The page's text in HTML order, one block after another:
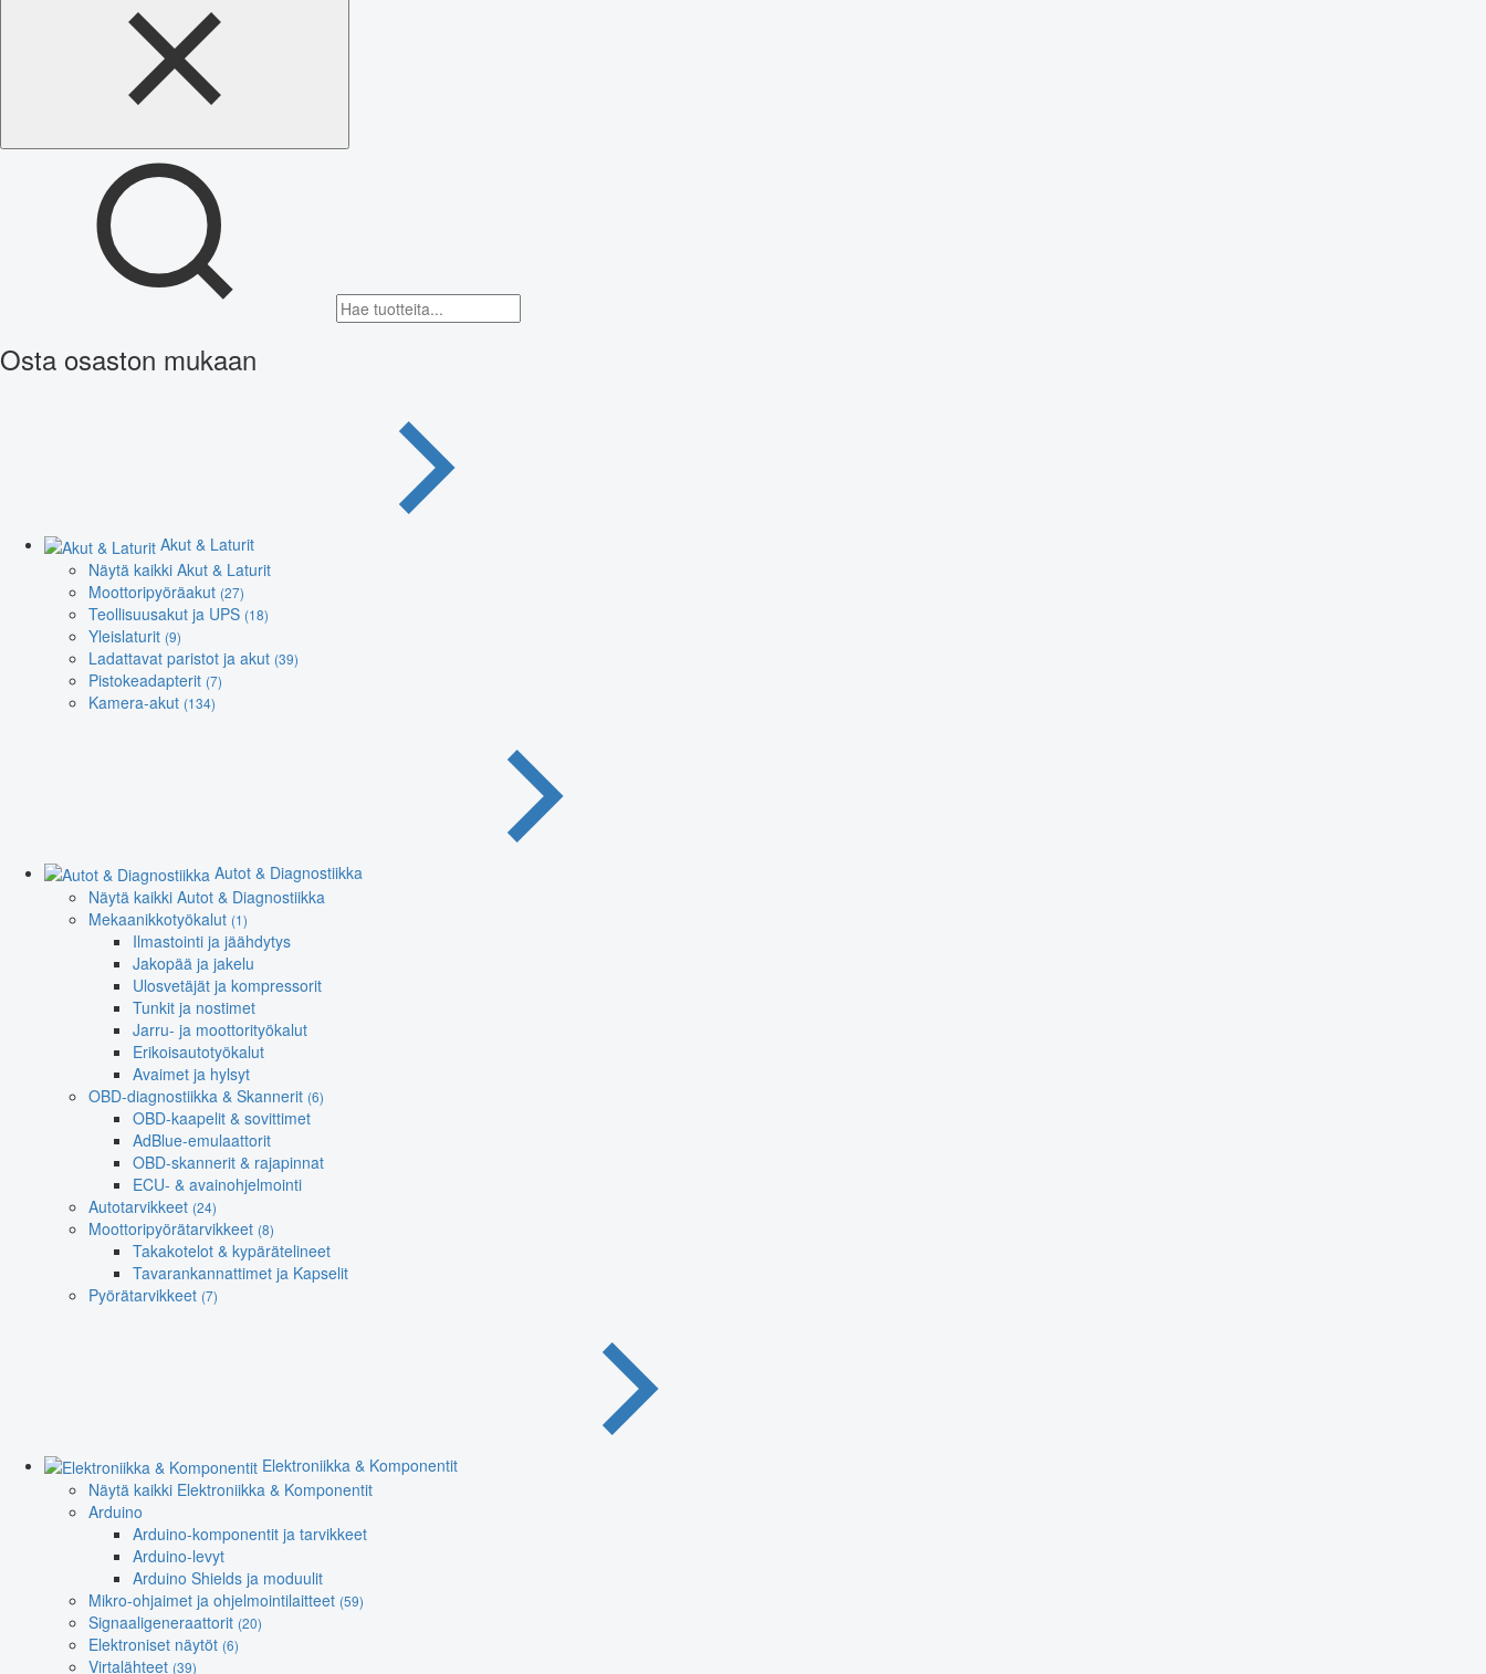
Osta osaston mukaan
Akut & Laturit
Näytä kaikki Akut & Laturit
Moottoripyöräakut (27)
Teollisuusakut ja UPS (18)
Yleislaturit (9)
Ladattavat paristot ja akut (39)
Pistokeadapterit (7)
Kamera-akut (134)
Autot & Diagnostiikka
Näytä kaikki Autot & Diagnostiikka
Mekaanikkotyökalut (1)
Ilmastointi ja jäähdytys
Jakopää ja jakelu
Ulosvetäjät ja kompressorit
Tunkit ja nostimet
Jarru- ja moottorityökalut
Erikoisautotyökalut
Avaimet ja hylsyt
OBD-diagnostiikka & Skannerit (6)
OBD-kaapelit & sovittimet
AdBlue-emulaattorit
OBD-skannerit & rajapinnat
ECU- & avainohjelmointi
Autotarvikkeet (24)
Moottoripyörätarvikkeet (8)
Takakotelot & kypärätelineet
Tavarankannattimet ja Kapselit
Pyörätarvikkeet (7)
Elektroniikka & Komponentit
Näytä kaikki Elektroniikka & Komponentit
Arduino
Arduino-komponentit ja tarvikkeet
Arduino-levyt
Arduino Shields ja moduulit
Mikro-ohjaimet ja ohjelmointilaitteet (59)
Signaaligeneraattorit (20)
Elektroniset näytöt (6)
Virtalähteet (39)